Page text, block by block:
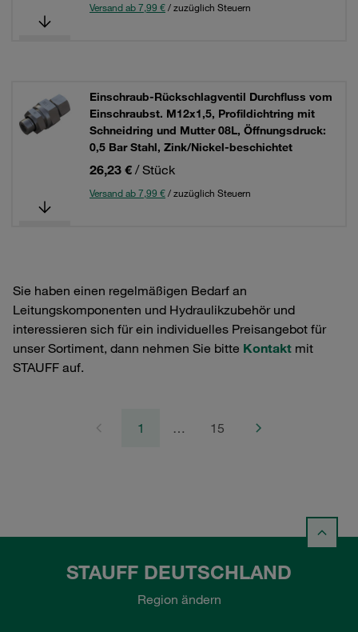
Versand ab 7,99 €/ zuzüglich Steuern
Einschraub-Rückschlagventil Durchfluss vom
Einschraubst. M12x1,5, Profildichtring mit
Schneidring und Mutter 08L, Öffnungsdruck:
0,5 Bar Stahl, Zink/Nickel-beschichtet
26,23 € / Stück
Versand ab 7,99 €/ zuzüglich Steuern
Sie haben einen regelmäßigen Bedarf an
Leitungskomponenten und Hydraulikzubehör und
interessieren sich für ein individuelles Preisangebot für
unser Sortiment, dann nehmen Sie bitte Kontakt mit
STAUFF auf.
1 … 15
STAUFF DEUTSCHLAND
Region ändern